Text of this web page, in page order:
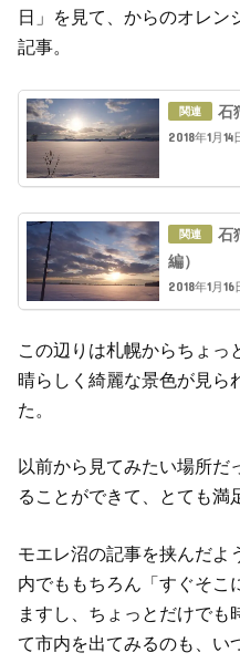
日」を見て、からのオレ
記事。
石
2018年1月14
石
編）
2018年1月16
この辺りは札幌からちょっ
晴らしく綺麗な景色が見ら
た。
以前から見てみたい場所だ
ることができて、とても満
モエレ沼の記事を挟んだよ
内でももちろん「すぐそこ
ますし、ちょっとだけでも
て市内を出てみるのも、い